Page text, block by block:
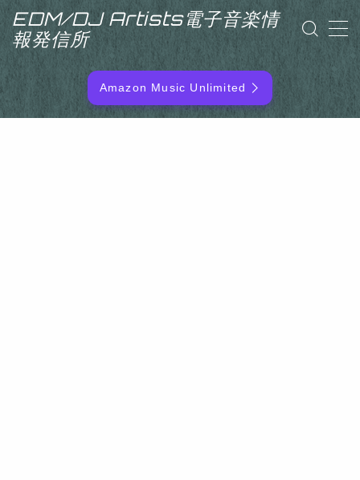
EDM/DJ Artists電子音楽情
報発信所
MENU
EDM/DJ/PD ARTIST
Amazon Music Unlimited